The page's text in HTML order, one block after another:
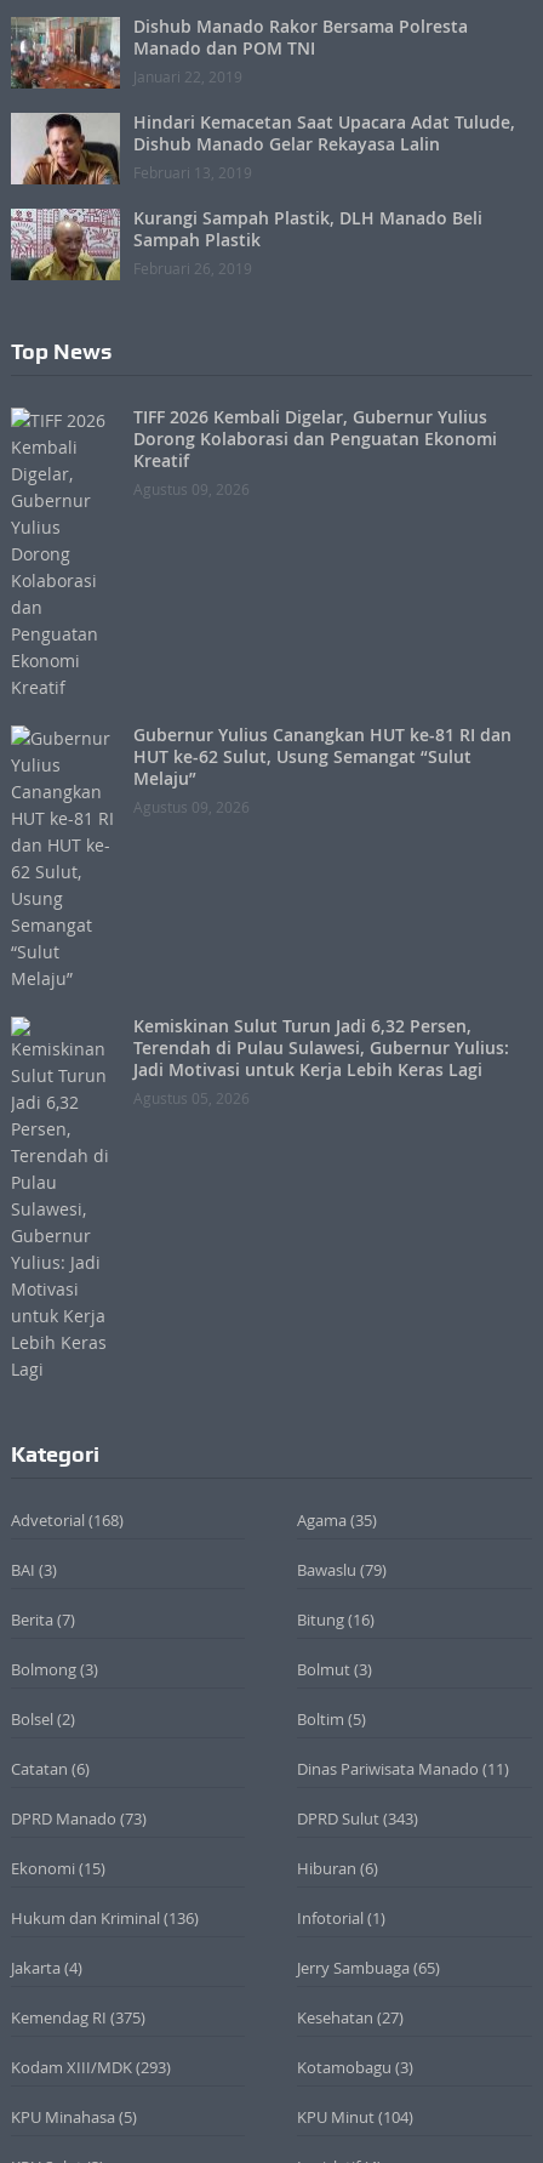
Dishub Manado Rakor Bersama Polresta
Manado dan POM TNI
Januari 22, 2019
Hindari Kemacetan Saat Upacara Adat Tulude,
Dishub Manado Gelar Rekayasa Lalin
Februari 13, 2019
Kurangi Sampah Plastik, DLH Manado Beli
Sampah Plastik
Februari 26, 2019
Top News
TIFF 2026 Kembali Digelar, Gubernur Yulius
Dorong Kolaborasi dan Penguatan Ekonomi
Kreatif
Agustus 09, 2026
Gubernur Yulius Canangkan HUT ke-81 RI dan
HUT ke-62 Sulut, Usung Semangat “Sulut
Melaju”
Agustus 09, 2026
Kemiskinan Sulut Turun Jadi 6,32 Persen,
Terendah di Pulau Sulawesi, Gubernur Yulius:
Jadi Motivasi untuk Kerja Lebih Keras Lagi
Agustus 05, 2026
Kategori
Advetorial (168) Agama (35)
BAI (3) Bawaslu (79)
Berita (7) Bitung(16)
Bolmong(3) Bolmut(3)
Bolsel (2) Boltim (5)
Catatan (6) Dinas Pariwisata Manado (11)
DPRD Manado (73) DPRD Sulut(343)
Ekonomi (15) Hiburan (6)
Hukum dan Kriminal (136) Infotorial (1)
Jakarta (4) Jerry Sambuaga (65)
Kemendag RI (375) Kesehatan (27)
Kodam XIII/MDK(293) Kotamobagu (3)
KPU Minahasa (5) KPU Minut(104)